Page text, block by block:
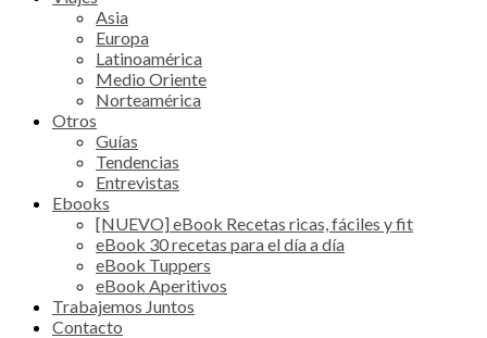
Asia
Europa
Latinoamérica
Medio Oriente
Norteamérica
Otros
Guías
Tendencias
Entrevistas
Ebooks
[NUEVO] eBook Recetas ricas, fáciles y fit
eBook 30 recetas para el día a día
eBook Tuppers
eBook Aperitivos
Trabajemos Juntos
Contacto